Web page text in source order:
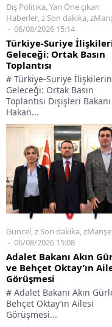
Dış Politika,Yan Öne çıkan
Haberler,z Son dakika,
06/08/2026 15:14
Türkiye-Suriye
Geleceği: Ortak Basın
Toplantısı
# Türkiye-Suriye
Geleceği: Ortak Basın
Toplantısı Dışişleri Bakanı
Hakan...
Güncel,z Son dakika,
06/08/2026 15:08
Adalet Bakanı Akın
ve Behçet Oktay’ın
Görüşmesi
# Adalet Bakanı Akın
Behçet Oktay’ın Ailesi
Görüşmesi...